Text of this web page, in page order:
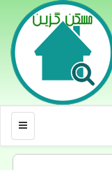
منو